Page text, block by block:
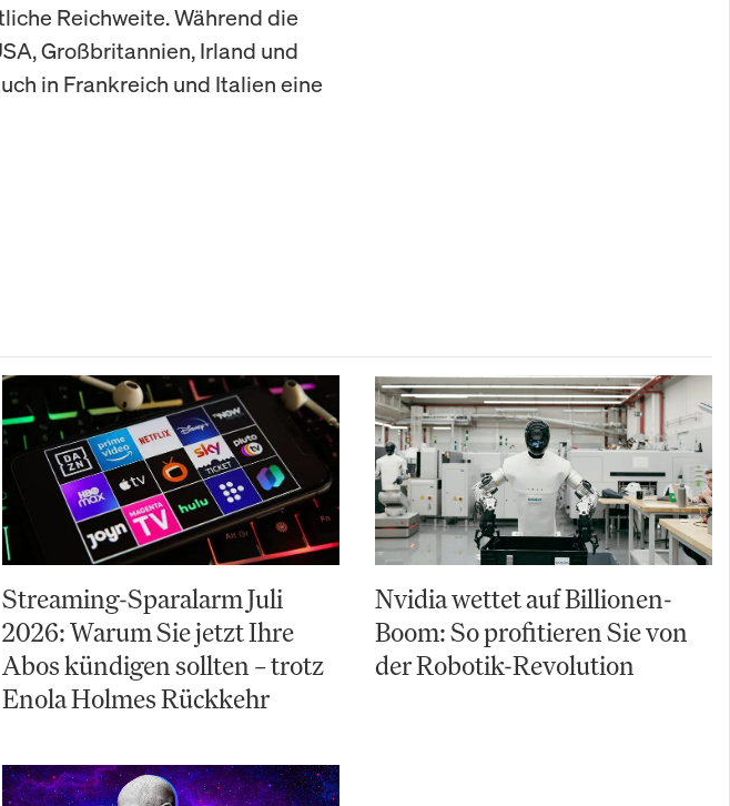
Reichweite. Während die
Großbritannien, Irland und
in Frankreich und Italien eine
Streaming-Sparalarm Juli
2026: Warum Sie jetzt Ihre
Abos kündigen sollten – trotz
Enola Holmes Rückkehr
Nvidia wettet auf Billionen-
Boom: So profitieren Sie von
der Robotik-Revolution